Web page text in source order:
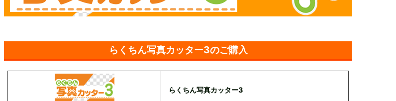
らくちん写真カッター3のご購入
らくちん写真カッター3